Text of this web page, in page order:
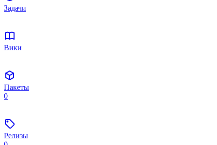
Задачи
Вики
Пакеты
0
Релизы